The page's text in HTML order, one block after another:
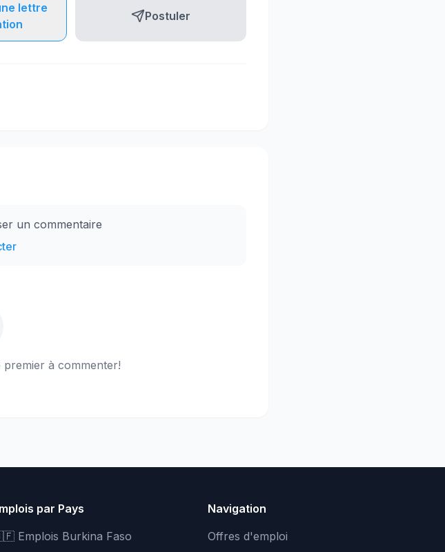
lettre
Postuler
un commentaire
à commenter!
par Pays
Emplois Burkina Faso
Navigation
Offres d'emploi